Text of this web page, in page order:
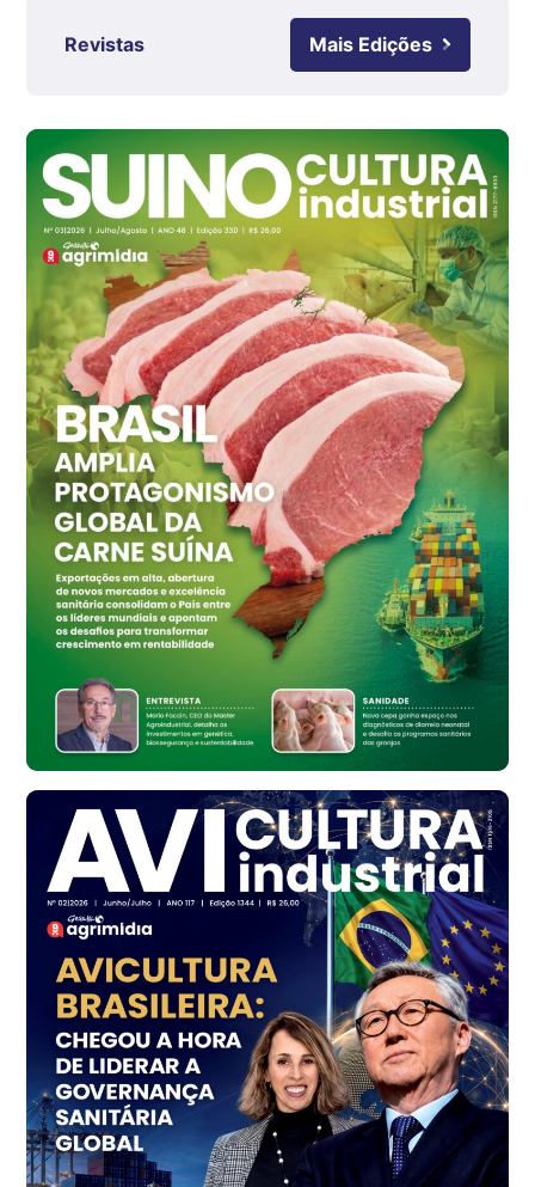
Ovo Branco - Regional
cx
Ovo Branco - Regional
Branco
R$ 145,34
cx
Ovo Vermelho - Regional
Grande São Paulo (SP)
R$ 155,59
cx
Ovo Vermelho - Regional
Vermelho
R$ 159,31
cx
Ovo Branco - Regional
Bastos (SP)
R$ 134,42
cx
Ovo Vermelho - Regional
Bastos (SP)
R$ 148,56
cx
Frango - Indicador
R$ 7,16
kg
Frango - Indicador
R$ 7,18
kg
Trigo Atacado - Regional
PR
R$ 1.414,46
t
Trigo Atacado - Regional
Revistas Mais Edições